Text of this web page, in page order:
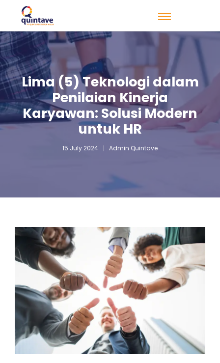
Lima (5) Teknologi dalam
Penilaian Kinerja
Karyawan: Solusi Modern
untuk HR
15 July 2024 Admin Quintave